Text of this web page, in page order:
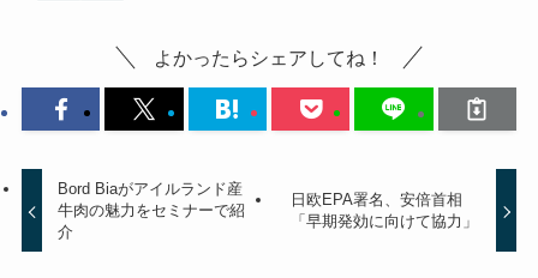
よかったらシェアしてね！
Bord Biaがアイルランド産
牛肉の魅力をセミナーで紹
介
日欧EPA署名、安倍首相
「早期発効に向けて協力」